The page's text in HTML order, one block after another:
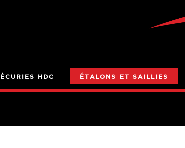
ÉCURIES HDC ÉTALONS ET SAILLIES